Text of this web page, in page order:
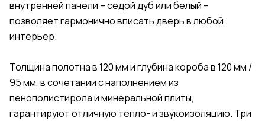
внутренней панели – седой дуб или белый –
позволяет гармонично вписать дверь в любой
интерьер.
Толщина полотна в 120 мм и глубина короба в 120 мм /
95 мм, в сочетании с наполнением из
пенополистирола и минеральной плиты,
гарантируют отличную тепло- и звукоизоляцию. Три